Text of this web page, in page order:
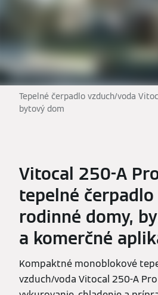
Tepelné čerpadlo vzduch/voda
bytový dom
Vitocal 250-A
tepelné
rodinné domy,
a komerčné
Kompaktné monoblokové
vzduch/voda Vitocal 250-A